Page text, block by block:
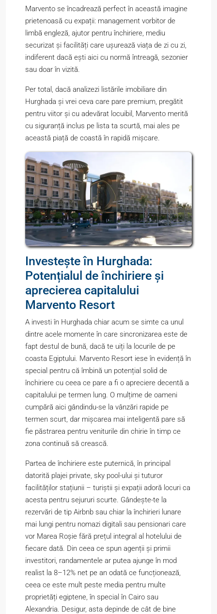
Marvento se încadrează perfect în această imagine
prietenoasă cu expații: management vorbitor de
limbă engleză, ajutor pentru închiriere, mediu
securizat și facilități care ușurează viața de zi cu zi,
indiferent dacă ești aici cu normă întreagă, sezonier
sau doar în vizită.
Per total, dacă analizezi listările imobiliare din
Hurghada și vrei ceva care pare premium, pregătit
pentru viitor și cu adevărat locuibil, Marvento merită
cu siguranță inclus pe lista ta scurtă, mai ales pe
această piață de coastă în rapidă mișcare.
Investește în Hurghada:
Potențialul de închiriere și
aprecierea capitalului
Marvento Resort
A investi în Hurghada chiar acum se simte ca unul
dintre acele momente în care sincronizarea este de
fapt destul de bună, dacă te uiți la locurile de pe
coasta Egiptului. Marvento Resort iese în evidență în
special pentru că îmbină un potențial solid de
închiriere cu ceea ce pare a fi o apreciere decentă a
capitalului pe termen lung. O mulțime de oameni
cumpără aici gândindu-se la vânzări rapide pe
termen scurt, dar mișcarea mai inteligentă pare să
fie păstrarea pentru veniturile din chirie în timp ce
zona continuă să crească.
Partea de închiriere este puternică, în principal
datorită plajei private, sky pool-ului și tuturor
facilităților stațiunii – turiștii și expații adoră locuri ca
acesta pentru sejururi scurte. Gândește-te la
rezervări de tip Airbnb sau chiar la închirieri lunare
mai lungi pentru nomazi digitali sau pensionari care
vor Marea Roșie fără prețul integral al hotelului de
fiecare dată. Din ceea ce spun agenții și primii
investitori, randamentele ar putea ajunge în mod
realist la 8–12% net pe an odată ce funcționează,
ceea ce este mult peste media pentru multe
proprietăți egiptene, în special în Cairo sau
Alexandria. Desigur, asta depinde de cât de bine